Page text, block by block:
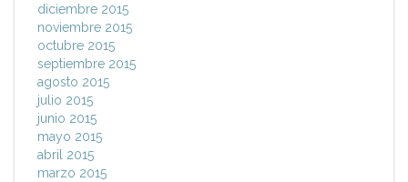
diciembre 2015
noviembre 2015
octubre 2015
septiembre 2015
agosto 2015
julio 2015
junio 2015
mayo 2015
abril 2015
marzo 2015